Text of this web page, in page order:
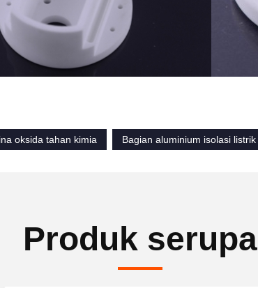
oksida tahan kimia
Bagian aluminium isolasi listrik
Produk serupa